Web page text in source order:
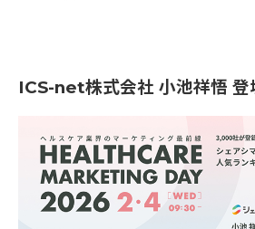
ICS-net株式会社 小池祥悟 登